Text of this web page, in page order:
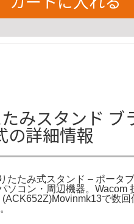
みスタンド
の詳細情報
たたみ式スタンド – ポータ
ソコン・周辺機器。
で数